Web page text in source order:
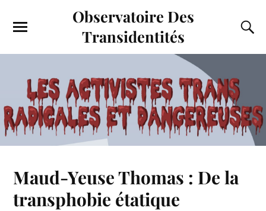
Observatoire Des
Transidentités
Maud-Yeuse Thomas : De la
transphobie étatique